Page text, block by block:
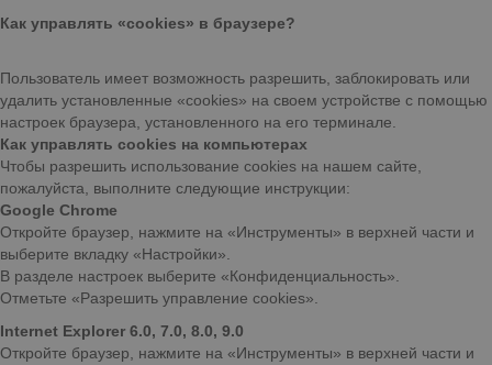
Как управлять «cookies» в браузере?
Пользователь имеет возможность разрешить, заблокировать или
удалить установленные «cookies» на своем устройстве с помощью
настроек браузера, установленного на его терминале.
Как управлять cookies на компьютерах
Чтобы разрешить использование cookies на нашем сайте,
пожалуйста, выполните следующие инструкции:
Google Chrome
Откройте браузер, нажмите на «Инструменты» в верхней части и
выберите вкладку «Настройки».
В разделе настроек выберите «Конфиденциальность».
Отметьте «Разрешить управление cookies».
Internet Explorer 6.0, 7.0, 8.0, 9.0
Откройте браузер, нажмите на «Инструменты» в верхней части и